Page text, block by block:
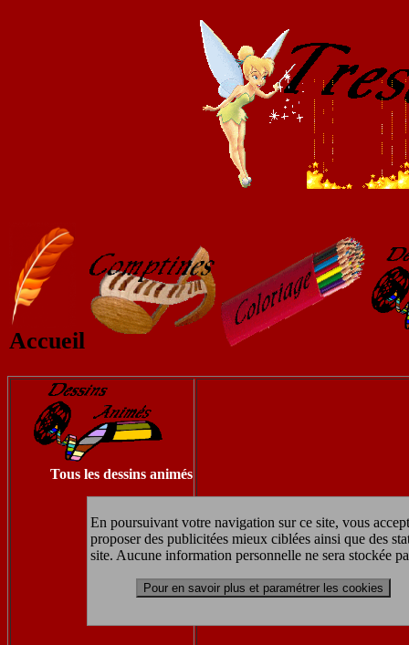
En poursuivant votre navigation sur ce site, vous
proposer des publicitées mieux ciblées ainsi que des
site. Aucune information personnelle ne sera stockée
Pour en savoir plus et paramétrer les cookies
Accueil
Tous les dessins animés